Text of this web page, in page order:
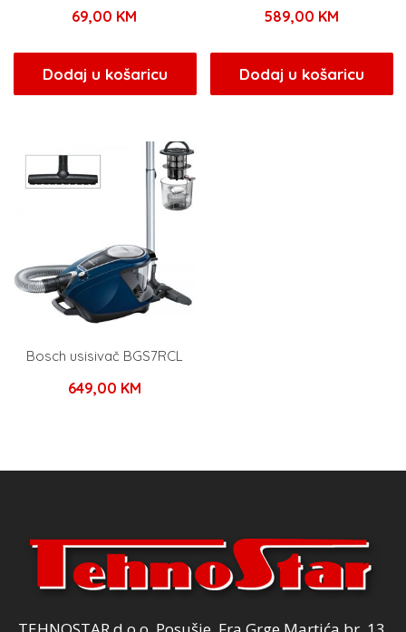
69,00 KM
Dodaj u košaricu
589,00 KM
Dodaj u košaricu
Bosch usisivač BGS7RCL
649,00 KM